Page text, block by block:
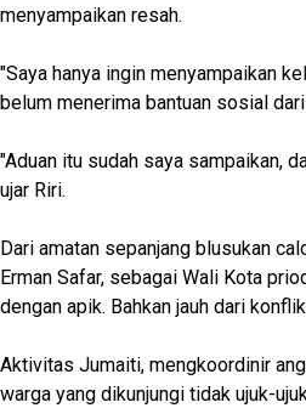
menyampaikan resah.
"Saya hanya ingin menyampaikan
belum menerima bantuan sosial
"Aduan itu sudah saya sampaikan,
ujar Riri.
Dari amatan sepanjang blusukan
Erman Safar, sebagai Wali Kota
dengan apik. Bahkan jauh dari
Aktivitas Jumaiti, mengkoordinir
warga yang dikunjungi tidak ujuk-